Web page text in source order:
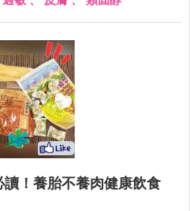
讀！養胎不養肉健康飲食